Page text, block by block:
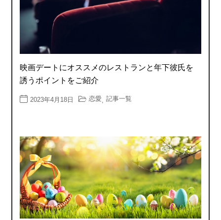
映画デートにオススメのレストランと年下彼氏を
誘うポイントをご紹介
2023年4月18日 恋愛 記事一覧